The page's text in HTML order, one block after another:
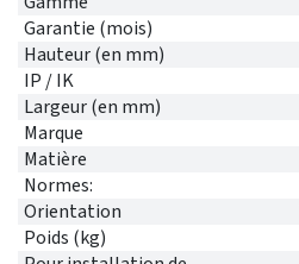
Garantie (mois)
Hauteur (en mm)
IP / IK
Largeur (en mm)
Marque
Matière
Normes:
Orientation
Poids (kg)